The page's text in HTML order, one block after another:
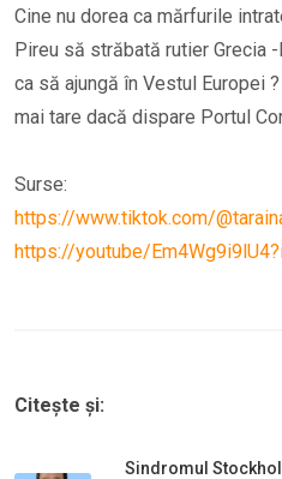
Cine nu dorea ca mărfurile
Pireu să străbată rutier Grecia
ca să ajungă în Vestul Europei
mai tare dacă dispare Portul
Surse:
https://www.tiktok.com/
https://youtube/
Citește și:
Sindromul